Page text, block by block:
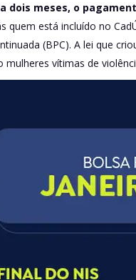
dois meses, o
quem está incluído no
(BPC). A lei que
vítimas de